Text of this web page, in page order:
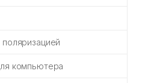
поляризацией
компьютера